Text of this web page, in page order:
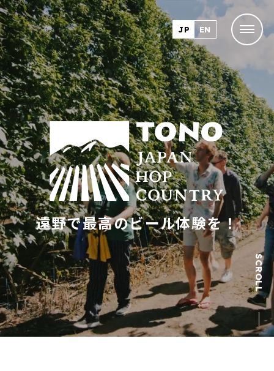
JP EN
遠野で最高のビール体験を！
SCROLL